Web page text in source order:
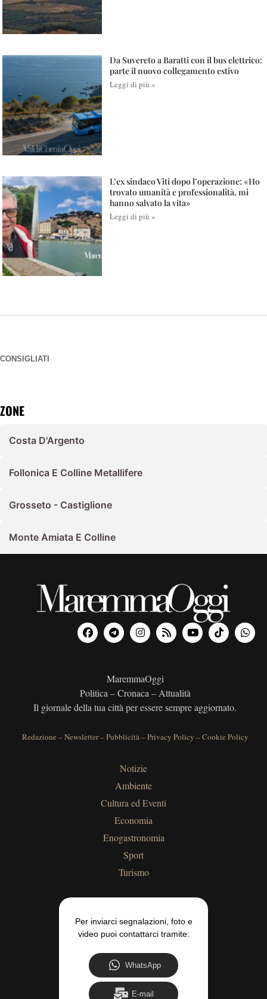
Da Suvereto a Baratti con il bus elettrico:
parte il nuovo collegamento estivo
Leggi di più »
L’ex sindaco Viti dopo l’operazione: «Ho
trovato umanità e professionalità, mi
hanno salvato la vita»
Leggi di più »
CONSIGLIATI
ZONE
Costa D'Argento
Follonica E Colline Metallifere
Grosseto - Castiglione
Monte Amiata E Colline
MaremmaOggi
Politica – Cronaca – Attualità
Il giornale della tua città per essere sempre aggiornato.
Redazione –Newsletter–Pubblicità–Privacy Policy –Cookie Policy
Notizie
Ambiente
Cultura ed Eventi
Economia
Enogastronomia
Sport
Turismo
Per inviarci segnalazioni, foto e
video puoi contattarci tramite:
WhatsApp
E-mail